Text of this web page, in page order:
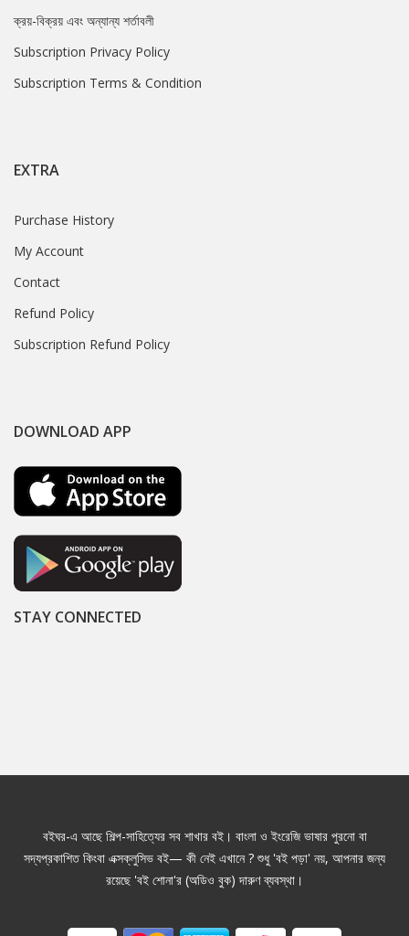
ক্রয়-বিক্রয় এবং অন্যান্য শর্তাবলী
Subscription Privacy Policy
Subscription Terms & Condition
EXTRA
Purchase History
My Account
Contact
Refund Policy
Subscription Refund Policy
DOWNLOAD APP
STAY CONNECTED
বইঘর-এ আছে শিল্প-সাহিত্যের সব শাখার বই। বাংলা ও ইংরেজি ভাষার পুরনো বা
সদ্যপ্রকাশিত কিংবা এক্সক্লুসিভ বই— কী নেই এখানে ? শুধু 'বই পড়া' নয়, আপনার জন্য
রয়েছে 'বই শোনা'র (অডিও বুক) দারুণ ব্যবস্থা।